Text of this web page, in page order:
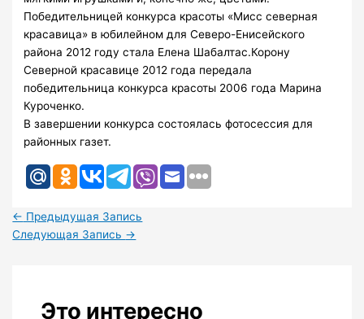
Победительницей конкурса красоты «Мисс северная
красавица» в юбилейном для Северо-Енисейского
района 2012 году стала Елена Шабалтас.Корону
Северной красавице 2012 года передала
победительница конкурса красоты 2006 года Марина
Куроченко.
В завершении конкурса состоялась фотосессия для
районных газет.
← Предыдущая Запись
Следующая Запись →
Это интересно